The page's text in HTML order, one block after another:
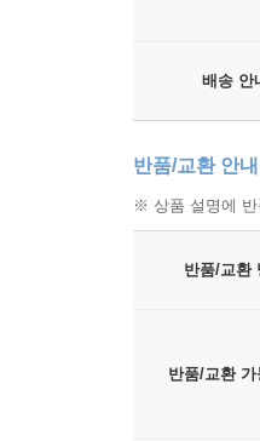
배송 안
반품/교환 안내
※ 상품 설명에 반
반품/교환
반품/교환